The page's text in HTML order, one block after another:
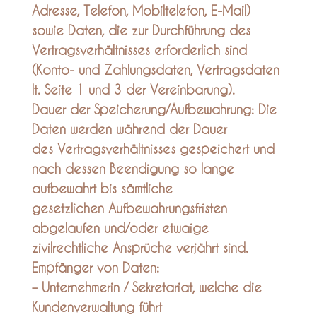
Adresse, Telefon, Mobiltelefon, E-Mail)
sowie Daten, die zur Durchführung des
Vertragsverhältnisses erforderlich sind
(Konto- und Zahlungsdaten, Vertragsdaten
lt. Seite 1 und 3 der Vereinbarung).
Dauer der Speicherung/Aufbewahrung: Die
Daten werden während der Dauer
des Vertragsverhältnisses gespeichert und
nach dessen Beendigung so lange
aufbewahrt bis sämtliche
gesetzlichen Aufbewahrungsfristen
abgelaufen und/oder etwaige
zivilrechtliche Ansprüche verjährt sind.
Empfänger von Daten:
– Unternehmerin / Sekretariat, welche die
Kundenverwaltung führt